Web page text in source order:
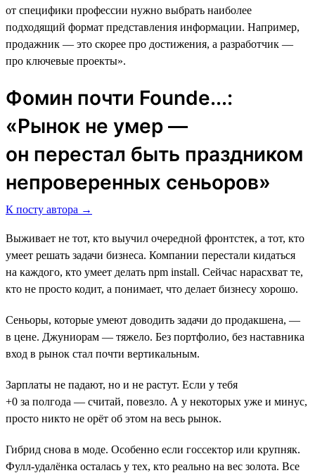
от специфики профессии нужно выбрать наиболее
подходящий формат представления информации. Например,
продажник ― это скорее про достижения, а разработчик ―
про ключевые проекты».
Фомин почти Founde...:
«Рынок не умер ―
он перестал быть праздником
непроверенных сеньоров»
К посту автора →
Выживает не тот, кто выучил очередной фронтстек, а тот, кто
умеет решать задачи бизнеса. Компании перестали кидаться
на каждого, кто умеет делать npm install. Сейчас нарасхват те,
кто не просто кодит, а понимает, что делает бизнесу хорошо.
Сеньоры, которые умеют доводить задачи до продакшена, —
в цене. Джуниорам — тяжело. Без портфолио, без наставника
вход в рынок стал почти вертикальным.
Зарплаты не падают, но и не растут. Если у тебя
+0 за полгода — считай, повезло. А у некоторых уже и минус,
просто никто не орёт об этом на весь рынок.
Гибрид снова в моде. Особенно если госсектор или крупняк.
Фулл-удалёнка осталась у тех, кто реально на вес золота. Все